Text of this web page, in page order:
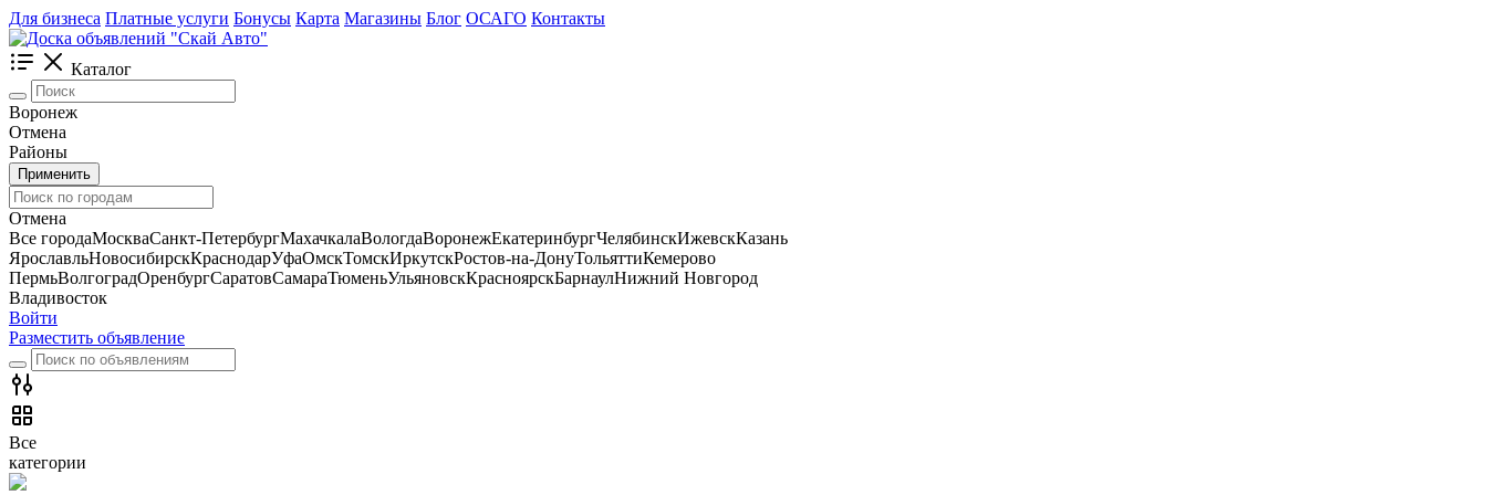
Для бизнеса Платные услуги Бонусы Карта Магазины Блог ОСАГО Контакты
Каталог
Воронеж
Отмена
Районы
Применить
Отмена
Все городаМоскваСанкт-ПетербургМахачкалаВологдаВоронежЕкатеринбургЧелябинскИжевскКазань
ЯрославльНовосибирскКраснодарУфаОмскТомскИркутскРостов-на-ДонуТольяттиКемерово
ПермьВолгоградОренбургСаратовСамараТюменьУльяновскКрасноярскБарнаулНижний Новгород
Владивосток
Войти
Разместить объявление
Все
категории